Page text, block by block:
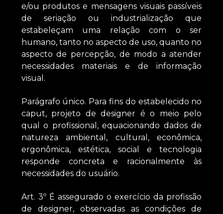
e/ou produtos e mensagens visuais passíveis
de seriação ou industrialização que
estabeleçam uma relação com o ser
humano, tanto no aspecto de uso, quanto no
aspecto de percepção, de modo a atender
necessidades materiais e de informação
visual.
Parágrafo único. Para fins do estabelecido no
caput, projeto de designer é o meio pelo
qual o profissional, equacionando dados de
natureza ambiental, cultural, econômica,
ergonômica, estética, social e tecnologia
responde concreta e racionalmente às
necessidades do usuário.
Art. 3º É assegurado o exercício da profissão
de designer, observadas as condições de